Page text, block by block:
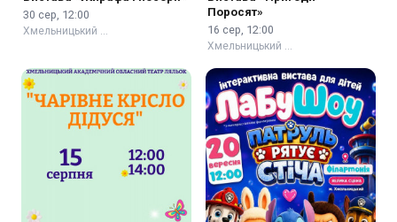
30 сер, 12:00
Хмельницький …
Поросят»
16 сер, 12:00
Хмельницький …